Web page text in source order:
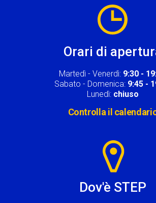
Orari di
Martedì - Venerdì: 9:30 -
Sabato - Domenica: 9:45 -
Lunedì: chiuso
Controlla il
Dov'è STEP